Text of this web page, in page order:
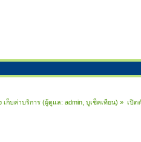
เก็บค่าบริการ (ผู้ดูแล:admin,บูเช็คเทียน) » เปิด